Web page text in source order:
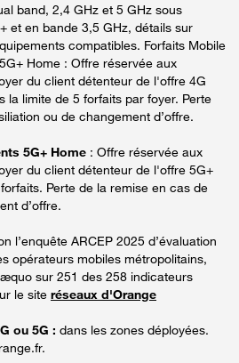
band, 2,4 GHz et 5 GHz sous
et en bande 3,5 GHz, détails sur
compatibles. Forfaits Mobile
Home : Offre réservée aux
du client détenteur de l'offre 4G
la limite de 5 forfaits par foyer. Perte
ou de changement d’offre.
5G+ Home : Offre réservée aux
du client détenteur de l'offre 5G+
Perte de la remise en cas de
d’offre.
l’enquête ARCEP 2025 d’évaluation
opérateurs mobiles métropolitains,
sur 251 des 258 indicateurs
le site réseaux d'Orange
ou 5G : dans les zones déployées.